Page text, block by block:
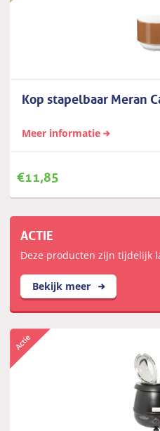
Kop stapelbaar Meran
Meer informatie
€11,85
ACTIE
Deze producten zijn tijdelijk
Bekijk meer